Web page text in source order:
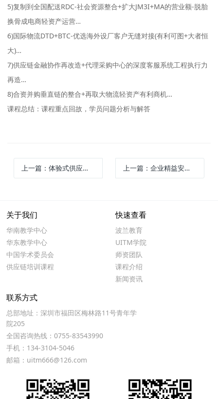
5)复制到全国配送RDC-社会资源整合+扩大JM3I+MA的营业额-脱胎
换骨成电商轻资产运营…
6)国际物流DTD+BTC-优选海外设厂客户无缝对接(有利可图+大者恒
大)…
7)供应链金融协作再改造+代理采购中心的深度客服系统工程执行力
再造…
8)合资并购垂直链的整合+再取大物流轻资产有利商机…
课程总结：课程重点回故，学员问题分析与解答
上一篇：体验式供应链管理沙盘 上一篇：企业精益安全管理实战训练营
关于我们
华南教学中心
华东教学中心
中国学术委员会
供应链培训课程
快速查看
波兰教育
UITM学院
师资团队
课程介绍
新闻资讯
联系方式
总部地址：深圳市福田区梅林路11号青年学
院205
全国咨询热线：0755-83543990
手机：134-3104-5046
邮箱：uitm666@126.com